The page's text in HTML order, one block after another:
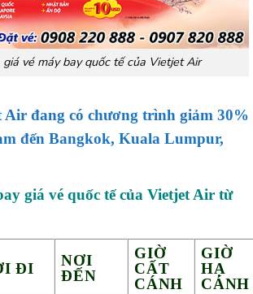
giá vé máy bay quốc tế của Vietjet Air
Air đang có chương trình giảm 30%
đến Bangkok, Kuala Lumpur,
giá vé quốc tế của Vietjet Air từ
ĐI
NƠI
ĐẾN
GIỜ
CẤT
CÁNH
GIỜ
HẠ